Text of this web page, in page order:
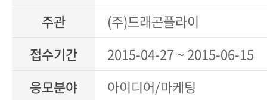
주관
(주)드래곤플라이
접수기간
2015-04-27 ~ 2015-06-15
응모분야
아이디어/마케팅